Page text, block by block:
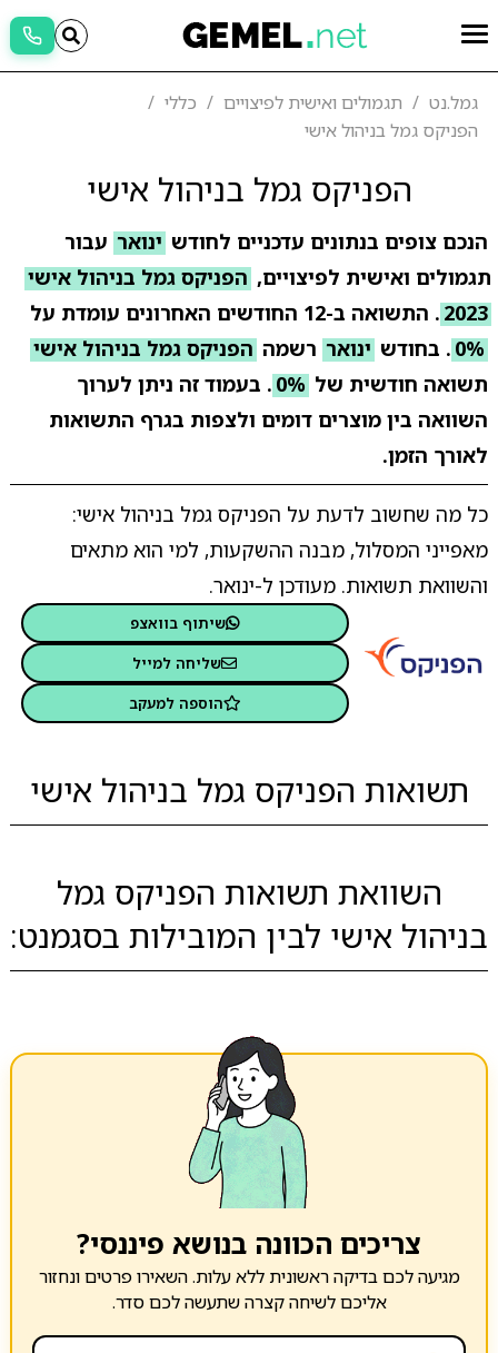
גמל.נט תגמולים ואישית לפיצויים
כללי
הפניקס גמל בניהול אישי
הפניקס גמל בניהול אישי
הנכם צופים בנתונים עדכניים לחודש ינואר עבור
תגמולים ואישית לפיצויים, הפניקס גמל בניהול אישי
2023 . התשואה ב-12 החודשים האחרונים עומדת על
0% . בחודש ינואר רשמה הפניקס גמל בניהול אישי
תשואה חודשית של 0% . בעמוד זה ניתן לערוך
השוואה בין מוצרים דומים ולצפות בגרף התשואות
לאורך הזמן.
כל מה שחשוב לדעת על הפניקס גמל בניהול אישי:
מאפייני המסלול, מבנה ההשקעות, למי הוא מתאים
והשוואת תשואות. מעודכן ל-ינואר.
שיתוף בוואצפ
שליחה למייל
הוספה למעקב
תשואות הפניקס גמל בניהול אישי
השוואת תשואות הפניקס גמל
בניהול אישי לבין המובילות בסגמנט:
צריכים הכוונה בנושא פיננסי?
מגיעה לכם בדיקה ראשונית ללא עלות. השאירו פרטים ונחזור
אליכם לשיחה קצרה שתעשה לכם סדר.